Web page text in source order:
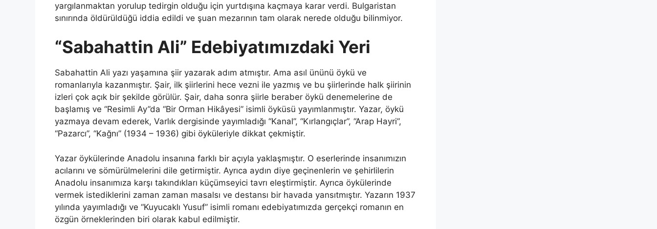
yargılanmaktan yorulup tedirgin olduğu için yurtdışına kaçmaya karar verdi. Bulgaristan
sınırında öldürüldüğü iddia edildi ve şuan mezarının tam olarak nerede olduğu bilinmiyor.
“Sabahattin Ali” Edebiyatımızdaki Yeri
Sabahattin Ali yazı yaşamına şiir yazarak adım atmıştır. Ama asıl ününü öykü ve
romanlarıyla kazanmıştır. Şair, ilk şiirlerini hece vezni ile yazmış ve bu şiirlerinde halk şiirinin
izleri çok açık bir şekilde görülür. Şair, daha sonra şiirle beraber öykü denemelerine de
başlamış ve “Resimli Ay”da “Bir Orman Hikâyesi” isimli öyküsü yayımlanmıştır. Yazar, öykü
yazmaya devam ederek, Varlık dergisinde yayımladığı “Kanal”, “Kırlangıçlar”, “Arap Hayri”,
“Pazarcı”, “Kağnı” (1934 – 1936) gibi öyküleriyle dikkat çekmiştir.
Yazar öykülerinde Anadolu insanına farklı bir açıyla yaklaşmıştır. O eserlerinde insanımızın
acılarını ve sömürülmelerini dile getirmiştir. Ayrıca aydın diye geçinenlerin ve şehirlilerin
Anadolu insanımıza karşı takındıkları küçümseyici tavrı eleştirmiştir. Ayrıca öykülerinde
vermek istediklerini zaman zaman masalsı ve destansı bir havada yansıtmıştır. Yazarın 1937
yılında yayımladığı ve “Kuyucaklı Yusuf” isimli romanı edebiyatımızda gerçekçi romanın en
özgün örneklerinden biri olarak kabul edilmiştir.